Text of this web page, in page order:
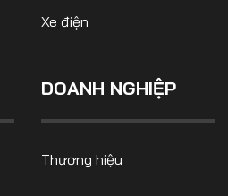
Xe điện
DOANH NGHIỆP
Thương hiệu